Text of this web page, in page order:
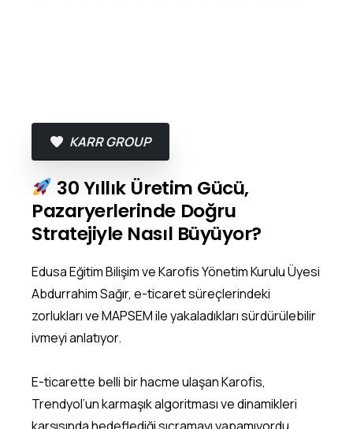
KARR GROUP
30 Yıllık Üretim Gücü,
Pazaryerlerinde Doğru
Stratejiyle Nasıl Büyüyor?
Edusa Eğitim Bilişim ve Karofis Yönetim Kurulu Üyesi
Abdurrahim Sağır, e-ticaret süreçlerindeki
zorlukları ve MAPSEM ile yakaladıkları sürdürülebilir
ivmeyi anlatıyor.
E-ticarette belli bir hacme ulaşan Karofis,
Trendyol’un karmaşık algoritması ve dinamikleri